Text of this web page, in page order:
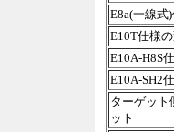
E8a(一線式
E10T仕様
E10A-H8S
E10A-SH2
ターゲット
ット